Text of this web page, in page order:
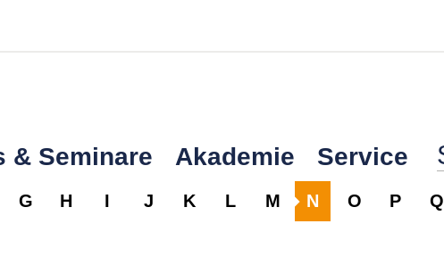
& Seminare Akademie Service
G H I J K L M N O P Q